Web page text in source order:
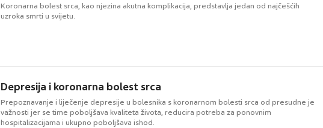
Koronarna bolest srca, kao njezina akutna komplikacija, predstavlja jedan od najčešćih
uzroka smrti u svijetu.
Depresija i koronarna bolest srca
Prepoznavanje i liječenje depresije u bolesnika s koronarnom bolesti srca od presudne je
važnosti jer se time poboljšava kvaliteta života, reducira potreba za ponovnim
hospitalizacijama i ukupno poboljšava ishod.